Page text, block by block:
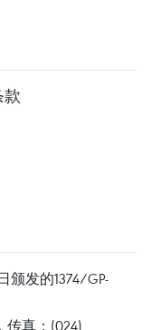
款
颁发的1374/GP-
传真：(024)